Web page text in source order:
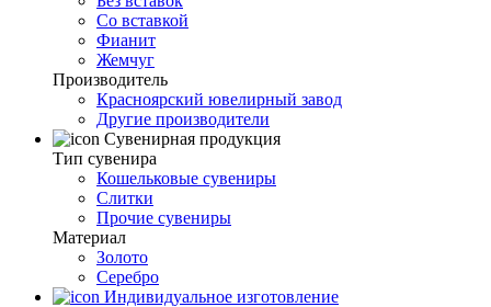
Со вставкой
Фианит
Жемчуг
Производитель
Красноярский ювелирный завод
Другие производители
Сувенирная продукция
Тип сувенира
Кошельковые сувениры
Слитки
Прочие сувениры
Материал
Золото
Серебро
Индивидуальное изготовление